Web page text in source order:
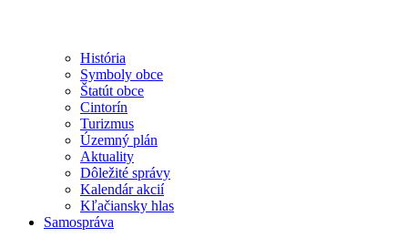
História
Symboly obce
Štatút obce
Cintorín
Turizmus
Územný plán
Aktuality
Dôležité správy
Kalendár akcií
Kľačiansky hlas
Samospráva